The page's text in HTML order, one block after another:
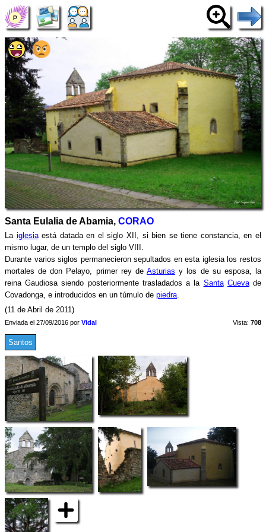
Santa Eulalia de Abamia, CORAO
La iglesiaestá datada en el siglo XII, si bien se tiene constancia, en el
mismo lugar, de un templo del siglo VIII.
Durante varios siglos permanecieron sepultados en esta iglesia los restos
mortales de don Pelayo, primer rey deAsturias y los de su esposa, la
reina Gaudiosa siendo posteriormente trasladados a la Santa Cuevade
Covadonga, e introducidos en un túmulo de piedra.
(11 de Abril de 2011)
Enviada el 27/09/2016 por Vidal Vista: 708
Santos